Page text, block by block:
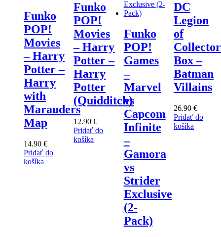
Funko
POP!
Movies
– Harry
Potter –
Harry
with
Marauders
Map
14.90 €
Pridať do
košíka
Funko
POP!
Movies
– Harry
Potter –
Harry
Potter
(Quidditch)
12.90€
Pridať do
košíka
Funko
POP!
Games
–
Marvel
vs
Capcom
Infinite
–
Gamora
vs
Strider
Exclusive
(2-
Pack)
DC
Legion
of
Box –
Batman
Villains
26.90 €
Pridať do
košíka